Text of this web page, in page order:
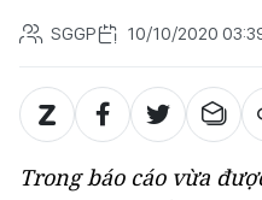
SGGP 10/10/2020
Trong báo cáo vừa